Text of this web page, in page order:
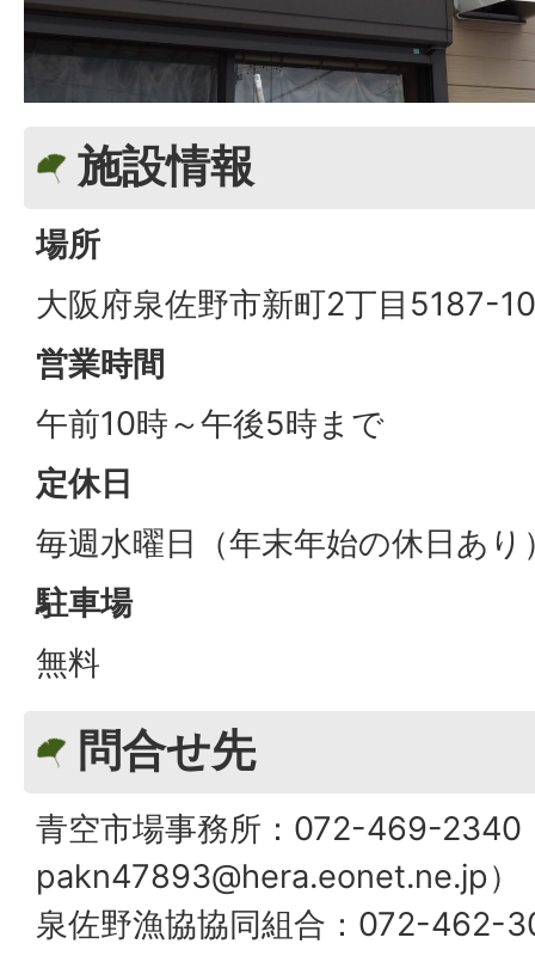
施設情報
場所
大阪府泉佐野市新町2丁目5187-
営業時間
午前10時～午後5時まで
定休日
毎週水曜日（年末年始の休日あり
駐車場
無料
問合せ先
青空市場事務所：072-469-2340
pakn47893@hera.eonet.ne.jp）
泉佐野漁協協同組合：072-462-